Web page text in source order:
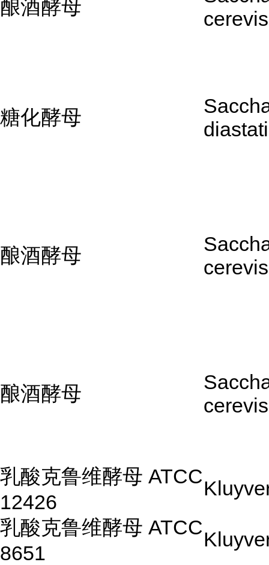
酿酒酵母
糖化酵母
酿酒酵母
酿酒酵母
乳酸克鲁维酵母 ATCC
12426
乳酸克鲁维酵母 ATCC
8651